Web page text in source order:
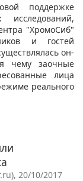
поддержке
исследований,
"ХромоСиб"
и гостей
он-
чему заочные
лица
реального
20/10/2017